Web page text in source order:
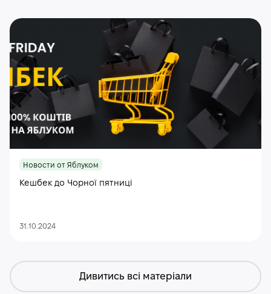
Новости от Яблуком
Кешбек до Чорної пятниці
31.10.2024
Дивитись всі матеріали